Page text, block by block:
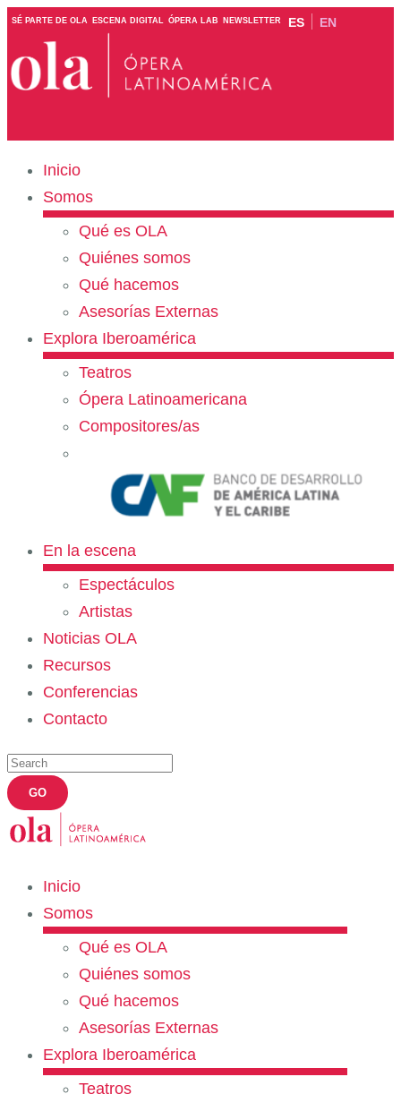
SÉ PARTE DE OLA ESCENA DIGITAL ÓPERA LAB NEWSLETTER ES EN
Inicio
Somos
Qué es OLA
Quiénes somos
Qué hacemos
Asesorías Externas
Explora Iberoamérica
Teatros
Ópera Latinoamericana
Compositores/as
En la escena
Espectáculos
Artistas
Noticias OLA
Recursos
Conferencias
Contacto
Inicio
Somos
Qué es OLA
Quiénes somos
Qué hacemos
Asesorías Externas
Explora Iberoamérica
Teatros